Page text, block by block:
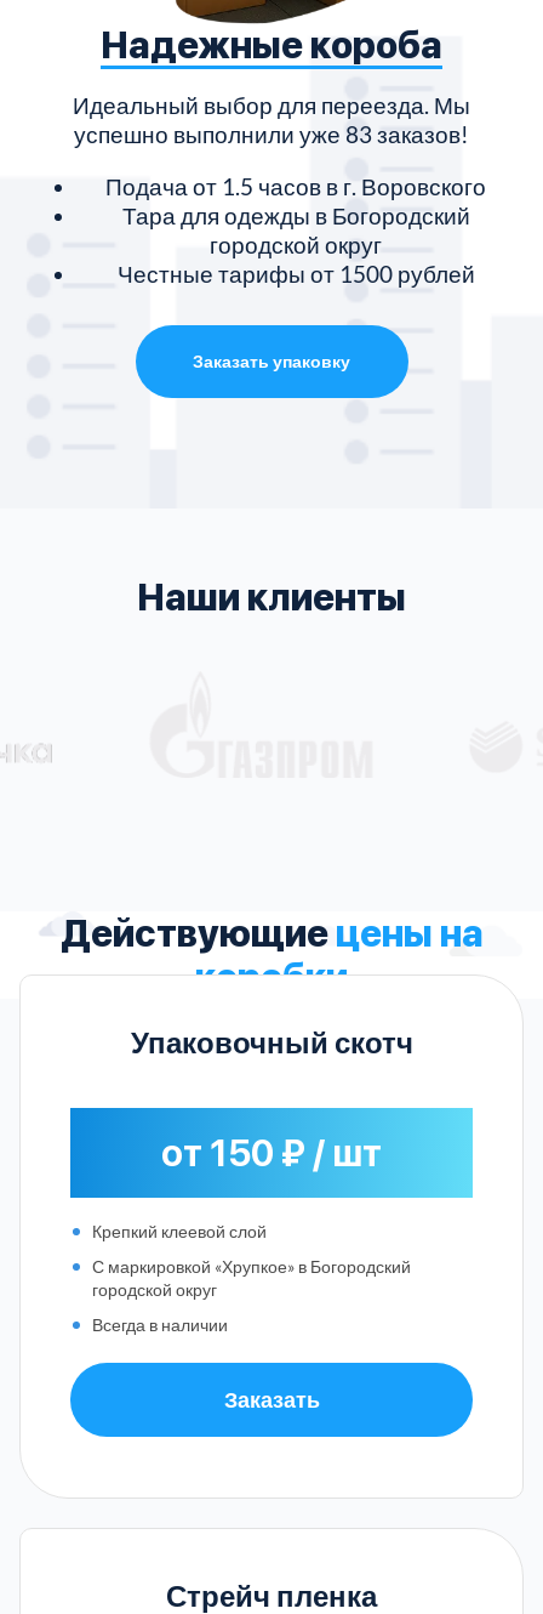
Надежные короба
Идеальный выбор для переезда. Мы
успешно выполнили уже 83 заказов!
Подача от 1.5 часов в г. Воровского
Тара для одежды в Богородский
городской округ
Честные тарифы от 1500 рублей
Заказать упаковку
Наши клиенты
Действующиецены на
коробки
Упаковочный скотч
от 150 ₽ / шт
Крепкий клеевой слой
С маркировкой «Хрупкое» в Богородский
городской округ
Всегда в наличии
Заказать
Стрейч пленка